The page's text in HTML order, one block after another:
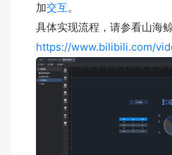
加交互。
具体实现流程，请参看山海
https://www.bilibili.com/